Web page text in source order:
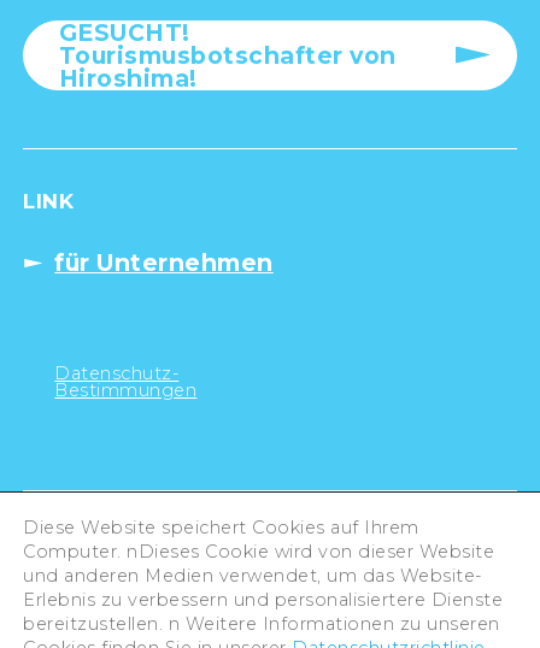
GESUCHT!
Tourismusbotschafter von
Hiroshima!
LINK
für Unternehmen
Datenschutz-
Bestimmungen
Diese Website speichert Cookies auf Ihrem
Computer. nDieses Cookie wird von dieser Website
und anderen Medien verwendet, um das Website-
Erlebnis zu verbessern und personalisiertere Dienste
bereitzustellen. n Weitere Informationen zu unseren